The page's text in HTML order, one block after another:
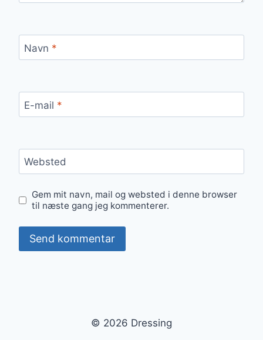
Navn *
E-mail *
Websted
Gem mit navn, mail og websted i denne browser
til næste gang jeg kommenterer.
© 2026 Dressing